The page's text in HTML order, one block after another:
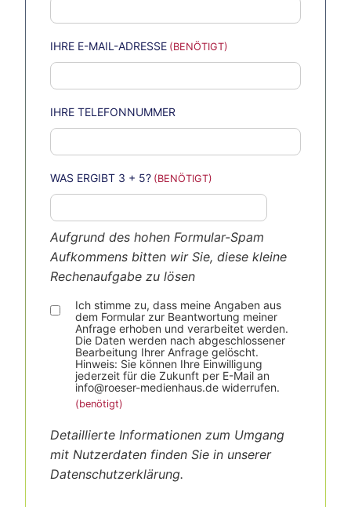
IHRE E-MAIL-ADRESSE
IHRE TELEFONNUMMER
WAS ERGIBT 3 + 5?
Aufgrund des hohen Formular-Spam
Aufkommens bitten wir Sie, diese kleine
Rechenaufgabe zu lösen
Ich stimme zu, dass meine Angaben aus
dem Formular zur Beantwortung meiner
Anfrage erhoben und verarbeitet werden.
Die Daten werden nach abgeschlossener
Bearbeitung Ihrer Anfrage gelöscht.
Hinweis: Sie können Ihre Einwilligung
jederzeit für die Zukunft per E-Mail an
info@roeser-medienhaus.de widerrufen.
Detaillierte Informationen zum Umgang
mit Nutzerdaten finden Sie in unserer
Datenschutzerklärung.